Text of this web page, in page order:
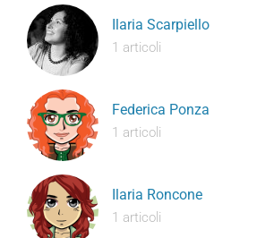
Ilaria Scarpiello
1 articoli
Federica Ponza
1 articoli
Ilaria Roncone
1 articoli